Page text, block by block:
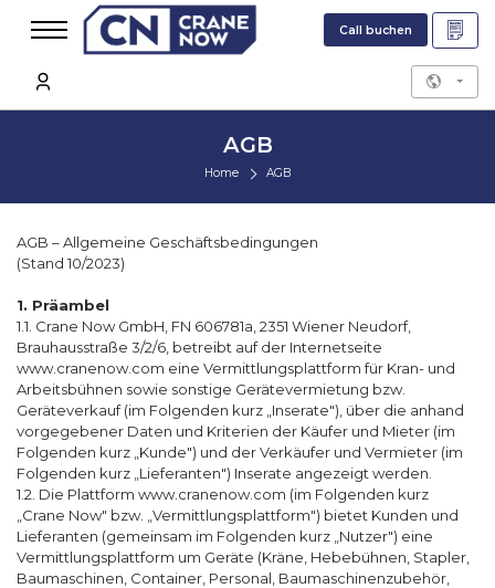
Call buchen
AGB
Home AGB
AGB – Allgemeine Geschäftsbedingungen
(Stand 10/2023)
1. Präambel
1.1. Crane Now GmbH, FN 606781a, 2351 Wiener Neudorf,
Brauhausstraße 3/2/6, betreibt auf der Internetseite
www.cranenow.com eine Vermittlungsplattform für Kran- und
Arbeitsbühnen sowie sonstige Gerätevermietung bzw.
Geräteverkauf (im Folgenden kurz „Inserate"), über die anhand
vorgegebener Daten und Kriterien der Käufer und Mieter (im
Folgenden kurz „Kunde") und der Verkäufer und Vermieter (im
Folgenden kurz „Lieferanten") Inserate angezeigt werden.
1.2. Die Plattform www.cranenow.com (im Folgenden kurz
„Crane Now" bzw. „Vermittlungsplattform") bietet Kunden und
Lieferanten (gemeinsam im Folgenden kurz „Nutzer") eine
Vermittlungsplattform um Geräte (Kräne, Hebebühnen, Stapler,
Baumaschinen, Container, Personal, Baumaschinenzubehör,